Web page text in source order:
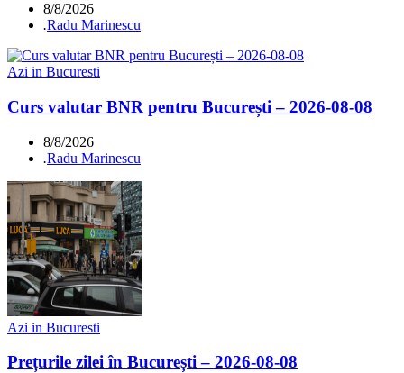
8/8/2026
.Radu Marinescu
Azi in Bucuresti
Curs valutar BNR pentru București – 2026-08-08
8/8/2026
.Radu Marinescu
Azi in Bucuresti
Prețurile zilei în București – 2026-08-08